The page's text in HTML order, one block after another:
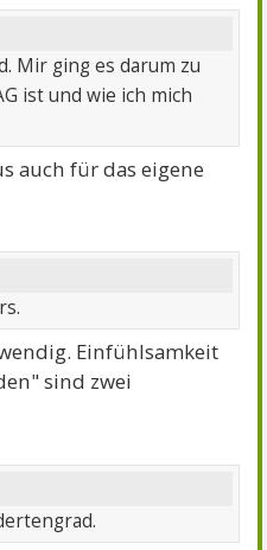
Mir ging es darum zu
ist und wie ich mich
auch für das eigene
Einfühlsamkeit
sind zwei